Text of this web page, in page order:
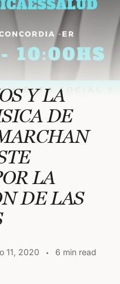
Y LA
DE
LA
DE LAS
11, 2020 6 min read